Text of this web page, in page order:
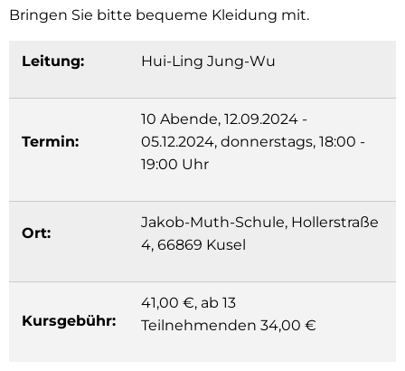
Bringen Sie bitte bequeme Kleidung mit.
Leitung: Hui-Ling Jung-Wu
Termin:
10 Abende, 12.09.2024 -
05.12.2024, donnerstags, 18:00 -
19:00 Uhr
Ort:
Jakob-Muth-Schule, Hollerstraße
4, 66869 Kusel
Kursgebühr:
41,00 €, ab 13
Teilnehmenden 34,00 €